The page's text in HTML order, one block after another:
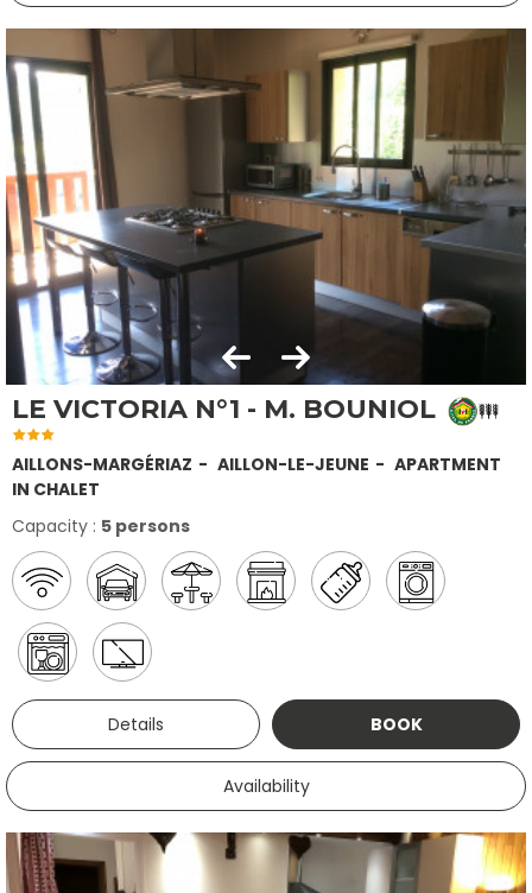
LE VICTORIA N°1 - M. BOUNIOL
AILLONS-MARGÉRIAZ AILLON-LE-JEUNE
APARTMENT
IN CHALET
Capacity : 5 persons
Details BOOK
Availability